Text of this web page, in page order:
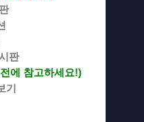
판
에 참고하세요!)
기